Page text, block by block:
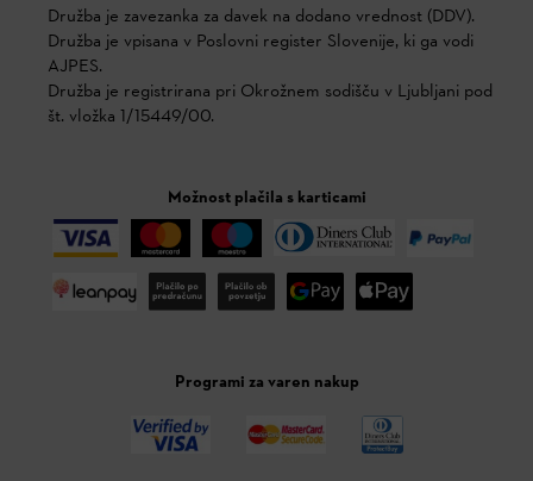
Družba je zavezanka za davek na dodano vrednost (DDV).
Družba je vpisana v Poslovni register Slovenije, ki ga vodi
AJPES.
Družba je registrirana pri Okrožnem sodišču v Ljubljani pod
št. vložka 1/15449/00.
Možnost plačila s karticami
Programi za varen nakup